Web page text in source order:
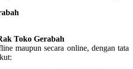
Toko Gerabah
maupun secara online, dengan tata